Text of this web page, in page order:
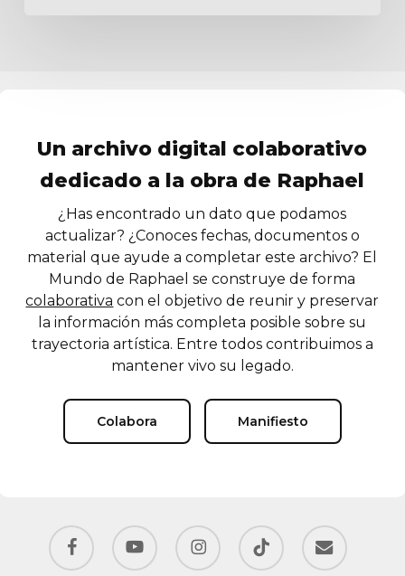
Un archivo digital colaborativo
dedicado a la obra de Raphael
¿Has encontrado un dato que podamos
actualizar? ¿Conoces fechas, documentos o
material que ayude a completar este archivo? El
Mundo de Raphael se construye de forma
colaborativa con el objetivo de reunir y preservar
la información más completa posible sobre su
trayectoria artística. Entre todos contribuimos a
mantener vivo su legado.
Colabora Manifiesto
facebook youtube instagram tiktok email